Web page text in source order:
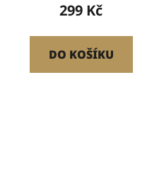
299 Kč
DO KOŠÍKU